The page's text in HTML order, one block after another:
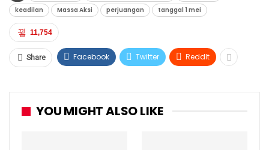
keadilan
Massa Aksi perjuangan tanggal 1 mei
11,754
Share Facebook Twitter ReddIt
YOU MIGHT ALSO LIKE